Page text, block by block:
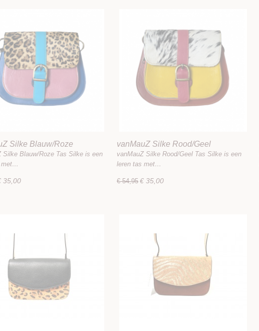
Silke Blauw/Roze
Silke Blauw/Roze Tas Silke is een
met…
35,00
vanMauZ Silke Rood/Geel
vanMauZ Silke Rood/Geel Tas Silke is een
leren tas met…
€ 54,95 € 35,00